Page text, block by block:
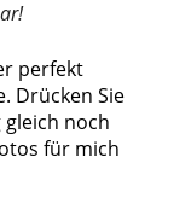
perfekt
Drücken Sie
noch
für mich